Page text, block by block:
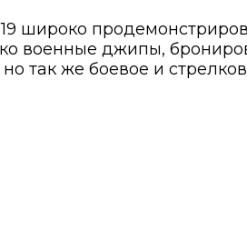
широко
военные джипы,
так же боевое и